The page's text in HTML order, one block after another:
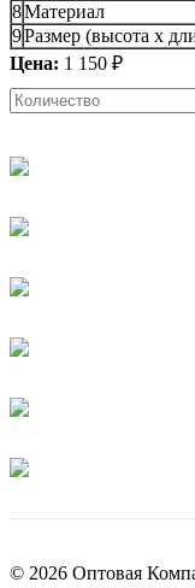
8Материал
9Размер (высота х
Цена: 1 150 ₽
© 2026 Оптовая